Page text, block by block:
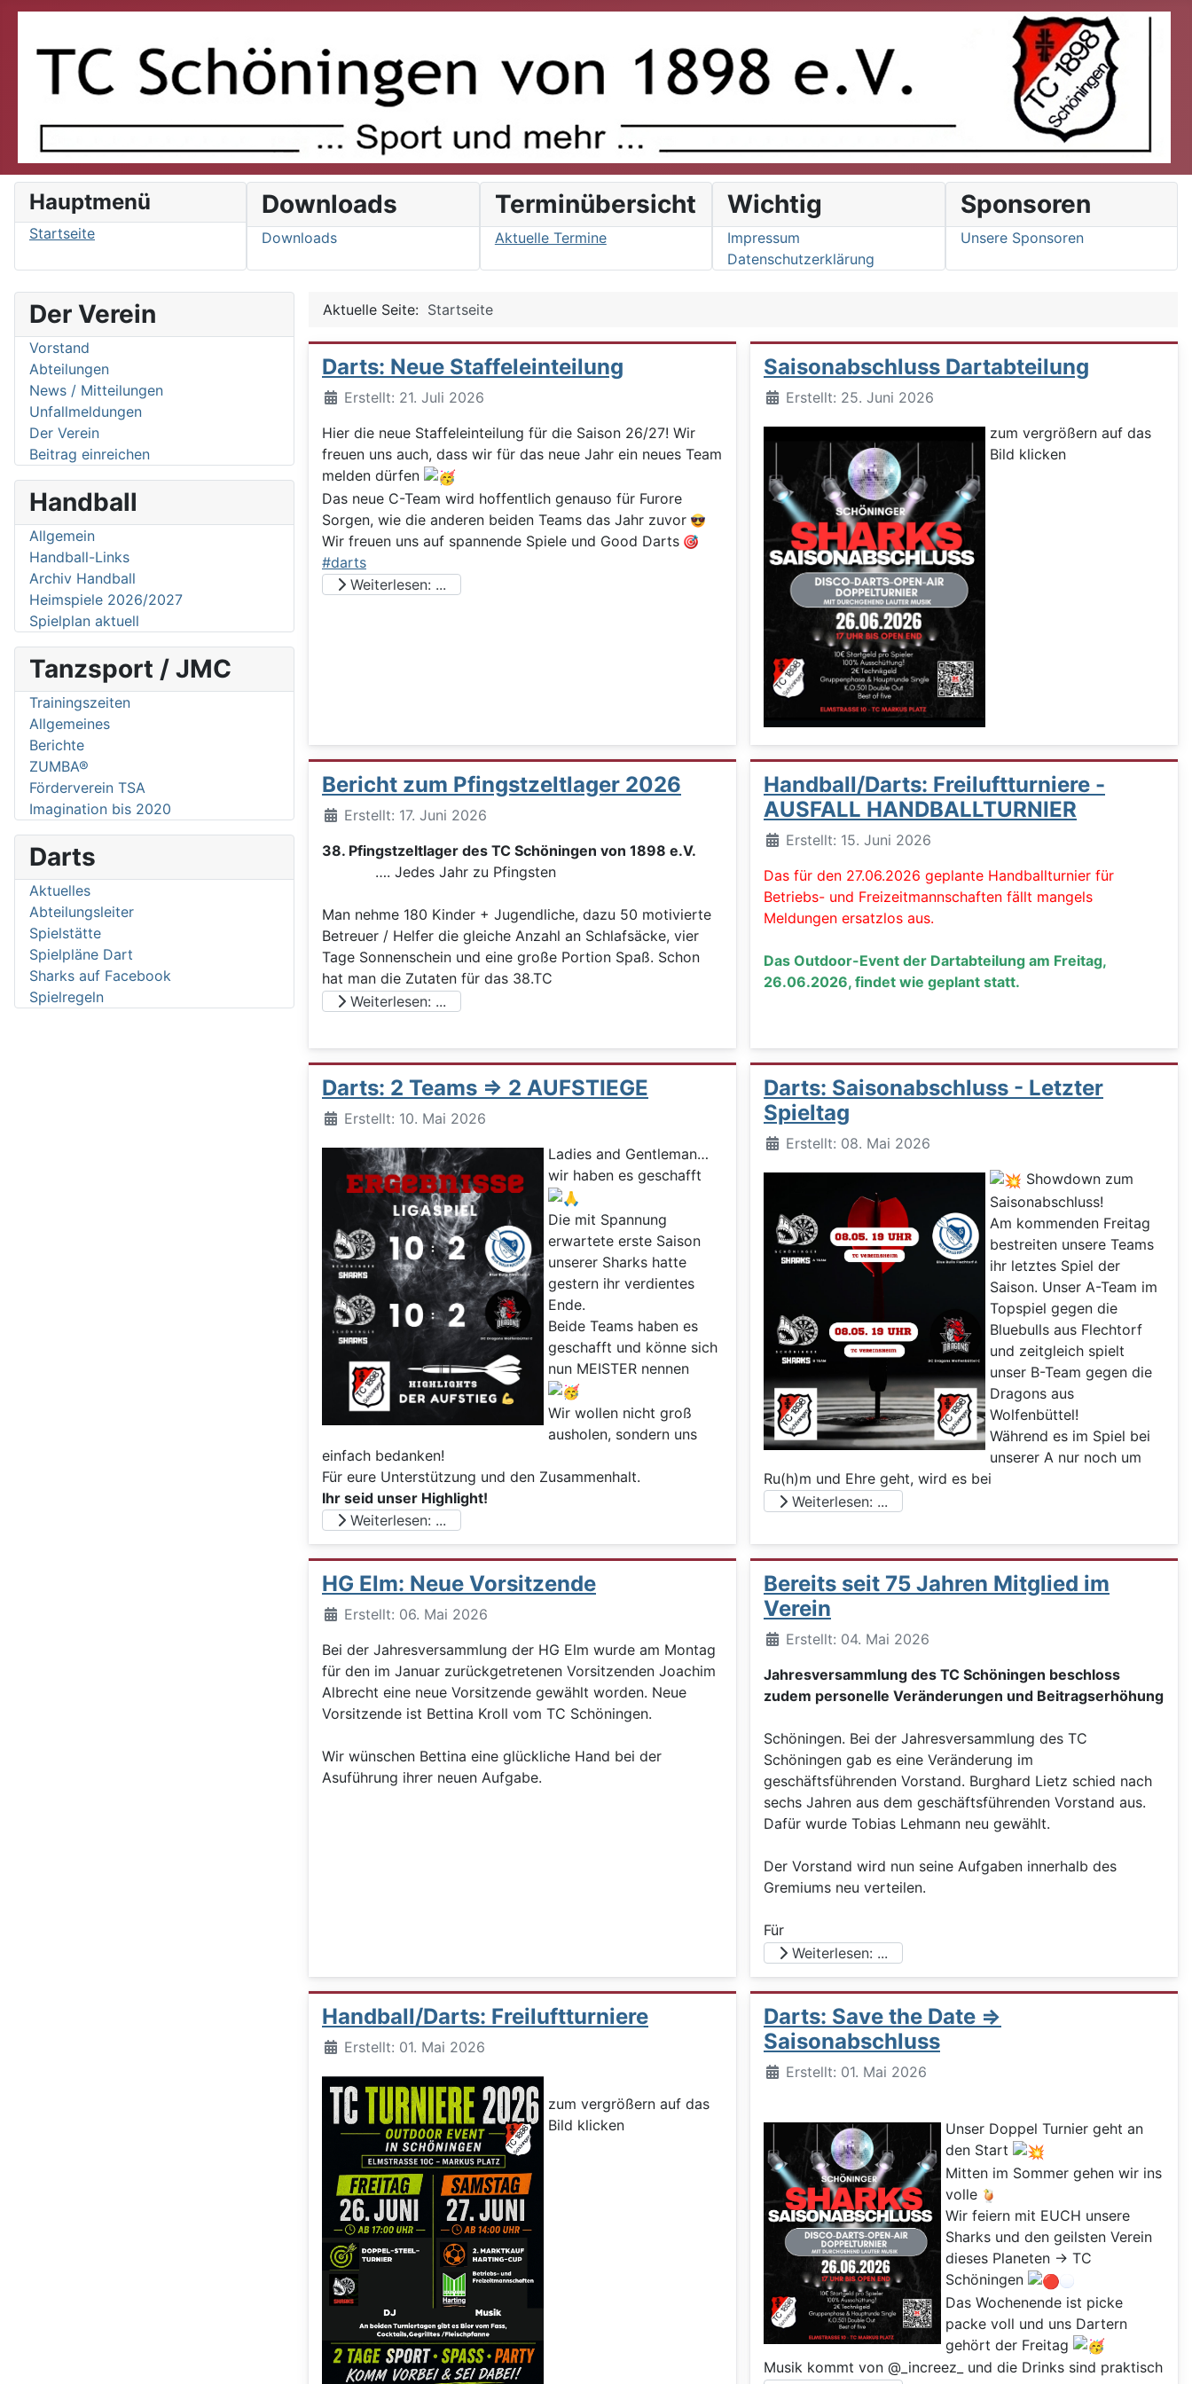
Hauptmenü
Startseite
Downloads
Downloads
Terminübersicht
Aktuelle Termine
Wichtig
Impressum
Datenschutzerklärung
Sponsoren
Unsere Sponsoren
Der Verein
Vorstand
Abteilungen
News / Mitteilungen
Unfallmeldungen
Der Verein
Beitrag einreichen
Handball
Allgemein
Handball-Links
Archiv Handball
Heimspiele 2026/2027
Spielplan aktuell
Tanzsport / JMC
Trainingszeiten
Allgemeines
Berichte
ZUMBA®
Förderverein TSA
Imagination bis 2020
Darts
Aktuelles
Abteilungsleiter
Spielstätte
Spielpläne Dart
Sharks auf Facebook
Spielregeln
Aktuelle Seite: Startseite
Darts: Neue Staffeleinteilung
DetailsErstellt: 21. Juli 2026
Hier die neue Staffeleinteilung für die Saison 26/27! Wir
freuen uns auch, dass wir für das neue Jahr ein neues Team
melden dürfen
Das neue C-Team wird hoffentlich genauso für Furore
Sorgen, wie die anderen beiden Teams das Jahr zuvor
Wir freuen uns auf spannende Spiele und Good Darts
#darts
Weiterlesen: ...
Saisonabschluss Dartabteilung
DetailsErstellt: 25. Juni 2026
zum vergrößern auf das
Bild klicken
Bericht zum Pfingstzeltlager 2026
DetailsErstellt: 17. Juni 2026
38. Pfingstzeltlager des TC Schöningen von 1898 e.V.
…. Jedes Jahr zu Pfingsten
Man nehme 180 Kinder + Jugendliche, dazu 50 motivierte
Betreuer / Helfer die gleiche Anzahl an Schlafsäcke, vier
Tage Sonnenschein und eine große Portion Spaß. Schon
hat man die Zutaten für das 38.TC
Weiterlesen: ...
Handball/Darts: Freiluftturniere -
AUSFALL HANDBALLTURNIER
DetailsErstellt: 15. Juni 2026
Das für den 27.06.2026 geplante Handballturnier für
Betriebs- und Freizeitmannschaften fällt mangels
Meldungen ersatzlos aus.
Das Outdoor-Event der Dartabteilung am Freitag,
26.06.2026, findet wie geplant statt.
Darts: 2 Teams => 2 AUFSTIEGE
DetailsErstellt: 10. Mai 2026
Ladies and Gentleman…
wir haben es geschafft
Die mit Spannung
erwartete erste Saison
unserer Sharks hatte
gestern ihr verdientes
Ende.
Beide Teams haben es
geschafft und könne sich
nun MEISTER nennen
Wir wollen nicht groß
ausholen, sondern uns
einfach bedanken!
Für eure Unterstützung und den Zusammenhalt.
Ihr seid unser Highlight!
Weiterlesen: ...
Darts: Saisonabschluss - Letzter
Spieltag
DetailsErstellt: 08. Mai 2026
Showdown zum
Saisonabschluss!
Am kommenden Freitag
bestreiten unsere Teams
ihr letztes Spiel der
Saison. Unser A-Team im
Topspiel gegen die
Bluebulls aus Flechtorf
und zeitgleich spielt
unser B-Team gegen die
Dragons aus
Wolfenbüttel!
Während es im Spiel bei
unserer A nur noch um
Ru(h)m und Ehre geht, wird es bei
Weiterlesen: ...
HG Elm: Neue Vorsitzende
DetailsErstellt: 06. Mai 2026
Bei der Jahresversammlung der HG Elm wurde am Montag
für den im Januar zurückgetretenen Vorsitzenden Joachim
Albrecht eine neue Vorsitzende gewählt worden. Neue
Vorsitzende ist Bettina Kroll vom TC Schöningen.
Wir wünschen Bettina eine glückliche Hand bei der
Asuführung ihrer neuen Aufgabe.
Bereits seit 75 Jahren Mitglied im
Verein
DetailsErstellt: 04. Mai 2026
Jahresversammlung des TC Schöningen beschloss
zudem personelle Veränderungen und Beitragserhöhung
Schöningen. Bei der Jahresversammlung des TC
Schöningen gab es eine Veränderung im
geschäftsführenden Vorstand. Burghard Lietz schied nach
sechs Jahren aus dem geschäftsführenden Vorstand aus.
Dafür wurde Tobias Lehmann neu gewählt.
Der Vorstand wird nun seine Aufgaben innerhalb des
Gremiums neu verteilen.
Für
Weiterlesen: ...
Handball/Darts: Freiluftturniere
DetailsErstellt: 01. Mai 2026
zum vergrößern auf das
Bild klicken
Darts: Save the Date =>
Saisonabschluss
DetailsErstellt: 01. Mai 2026
Unser Doppel Turnier geht an
den Start
Mitten im Sommer gehen wir ins
volle
Wir feiern mit EUCH unsere
Sharks und den geilsten Verein
dieses Planeten -> TC
Schöningen
Das Wochenende ist picke
packe voll und uns Dartern
gehört der Freitag
Musik kommt von @_increez_ und die Drinks sind praktisch